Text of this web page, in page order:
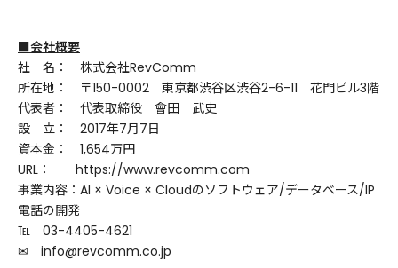
■会社概要
社 名： 株式会社RevComm
所在地： 〒150-0002 東京都渋谷区渋谷2-6-11 花門ビル3階
代表者： 代表取締役 會田 武史
設 立： 2017年7月7日
資本金： 1,654万円
URL： https://www.revcomm.com
事業内容：AI × Voice × Cloudのソフトウェア/データベース/IP
電話の開発
℡ 03-4405-4621
✉ info@revcomm.co.jp